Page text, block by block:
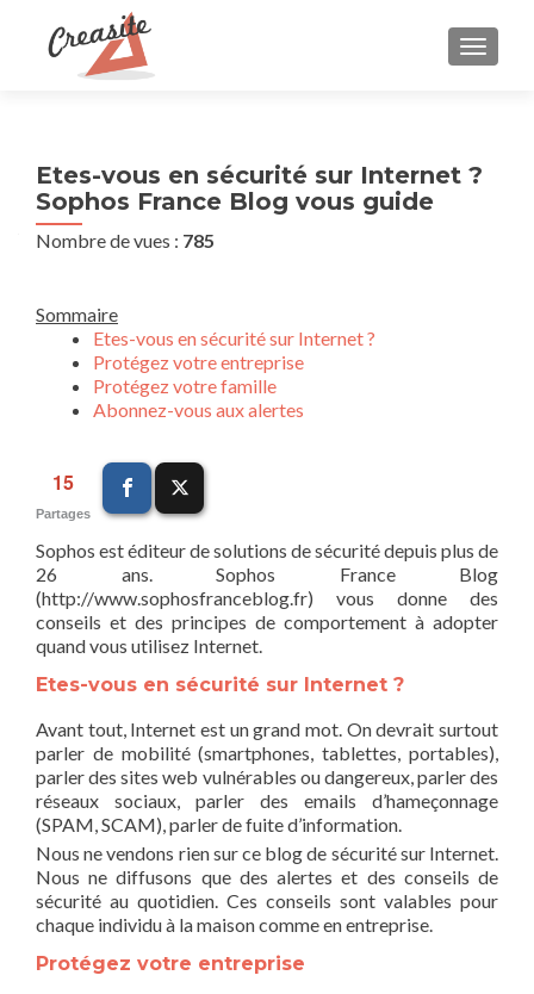
Etes-vous en sécurité sur Internet ?
Sophos France Blog vous guide
Nombre de vues : 785
Sommaire
Etes-vous en sécurité sur Internet ?
Protégez votre entreprise
Protégez votre famille
Abonnez-vous aux alertes
15
Partages
Sophos est éditeur de solutions de sécurité depuis plus de
26 ans. Sophos France Blog
(http://www.sophosfranceblog.fr) vous donne des
conseils et des principes de comportement à adopter
quand vous utilisez Internet.
Etes-vous en sécurité sur Internet ?
Avant tout, Internet est un grand mot. On devrait surtout
parler de mobilité (smartphones, tablettes, portables),
parler des sites web vulnérables ou dangereux, parler des
réseaux sociaux, parler des emails d’hameçonnage
(SPAM, SCAM), parler de fuite d’information.
Nous ne vendons rien sur ce blog de sécurité sur Internet.
Nous ne diffusons que des alertes et des conseils de
sécurité au quotidien. Ces conseils sont valables pour
chaque individu à la maison comme en entreprise.
Protégez votre entreprise